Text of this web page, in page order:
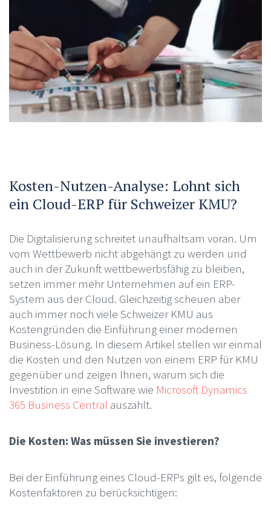
Kosten-Nutzen-Analyse: Lohnt sich
ein Cloud-ERP für Schweizer KMU?
Die Digitalisierung schreitet unaufhaltsam voran. Um
vom Wettbewerb nicht abgehängt zu werden und
auch in der Zukunft wettbewerbsfähig zu bleiben,
setzen immer mehr Unternehmen auf ein ERP-
System aus der Cloud. Gleichzeitig scheuen aber
auch immer noch viele Schweizer KMU aus
Kostengründen die Einführung einer modernen
Business-Lösung. In diesem Artikel stellen wir einmal
die Kosten und den Nutzen von einem ERP für KMU
gegenüber und zeigen Ihnen, warum sich die
Investition in eine Software wie Microsoft Dynamics
365 Business Central auszahlt.
Die Kosten: Was müssen Sie investieren?
Bei der Einführung eines Cloud-ERPs gilt es, folgende
Kostenfaktoren zu berücksichtigen: